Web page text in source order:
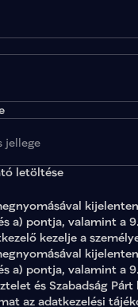
letöltése
a) pontja, valamint a
kezelje a
a) pontja, valamint a
és Szabadság
az adatkezelési